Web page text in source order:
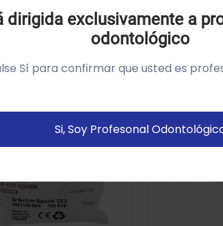
cookies própias y de terceros
preferencias sobre la base de un perfil
Política de cookies
dirigida exclusivamente a
odontológico
Sí para confirmar que usted es
Si, Soy Profesonal